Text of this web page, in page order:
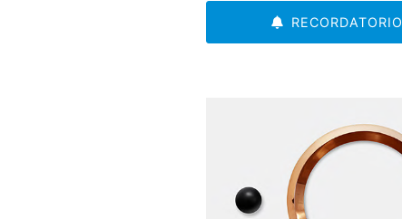
RECORDATORIO